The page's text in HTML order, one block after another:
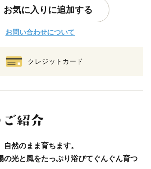
お気に入りに追加する
お問い合わせについて
クレジットカード
然のまま育ちます。
の光と風をたっぷり浴びてぐんぐん育つ